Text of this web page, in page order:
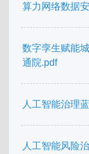
算力网络数据
数字孪生赋能
通院.pdf
人工智能治理
人工智能风险